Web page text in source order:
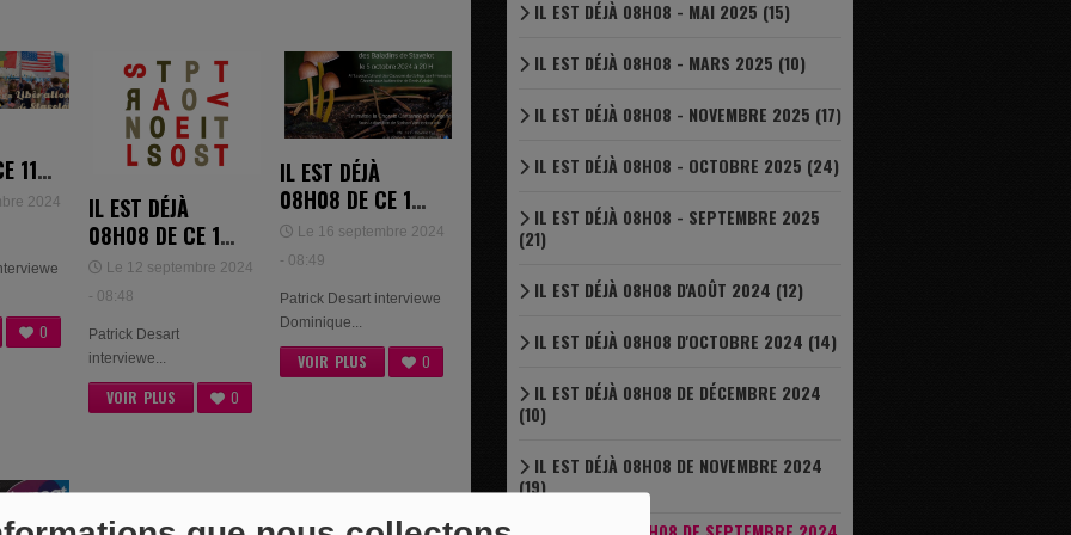
11
2024
0
IL EST DÉJÀ
08H08 DE CE 12
SEPTEMBRE
2024 -
DEHEZ
Le 12 septembre 2024
- 08:48
Patrick Desart
interviewe...
VOIR PLUS 0
IL EST DÉJÀ
08H08 DE CE 16
SEPTEMBRE
2024 -
LECLERCQ
Le 16 septembre 2024
- 08:49
Patrick Desart interviewe
Dominique...
VOIR PLUS 0
IL EST DÉJÀ 08H08 - MAI 2025 (15)
IL EST DÉJÀ 08H08 - MARS 2025 (10)
IL EST DÉJÀ 08H08 - NOVEMBRE 2025 (17)
IL EST DÉJÀ 08H08 - OCTOBRE 2025 (24)
IL EST DÉJÀ 08H08 - SEPTEMBRE 2025
(21)
IL EST DÉJÀ 08H08 D'AOÛT 2024 (12)
IL EST DÉJÀ 08H08 D'OCTOBRE 2024 (14)
IL EST DÉJÀ 08H08 DE DÉCEMBRE 2024
(10)
IL EST DÉJÀ 08H08 DE NOVEMBRE 2024
(19)